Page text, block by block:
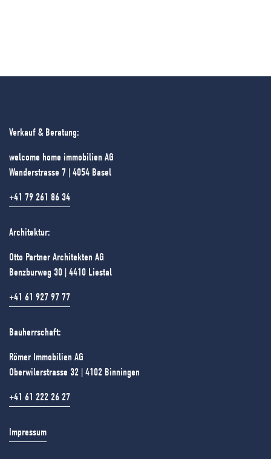
Verkauf & Beratung:
welcome home immobilien AG
Wanderstrasse 7 | 4054 Basel
+41 79 261 86 34
Architektur:
Otto Partner Architekten AG
Benzburweg 30 | 4410 Liestal
+41 61 927 97 77
Bauherrschaft:
Römer Immobilien AG
Oberwilerstrasse 32 | 4102 Binningen
+41 61 222 26 27
Impressum